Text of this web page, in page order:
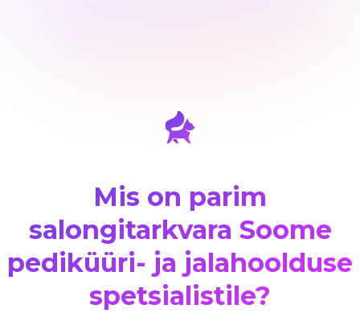
Mis on parim
salongitarkvara Soome
pediküüri- ja jalahoolduse
spetsialistile?